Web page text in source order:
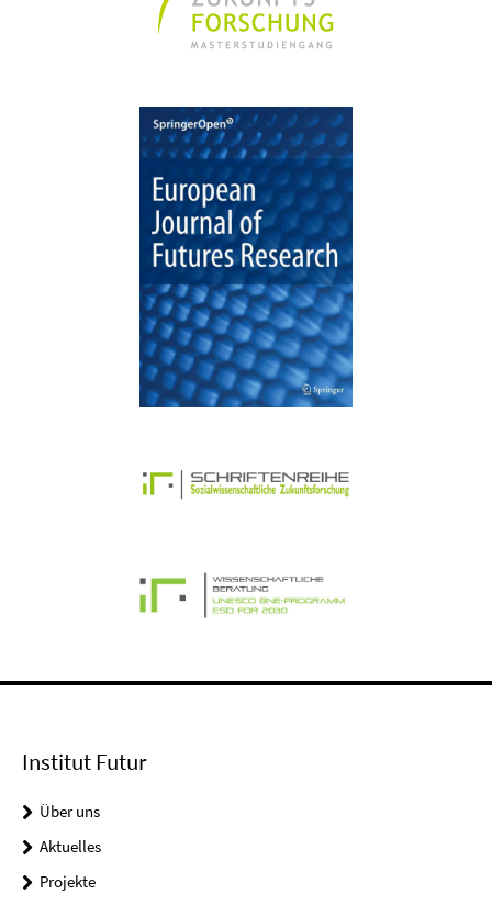
Institut Futur
Über uns
Aktuelles
Projekte